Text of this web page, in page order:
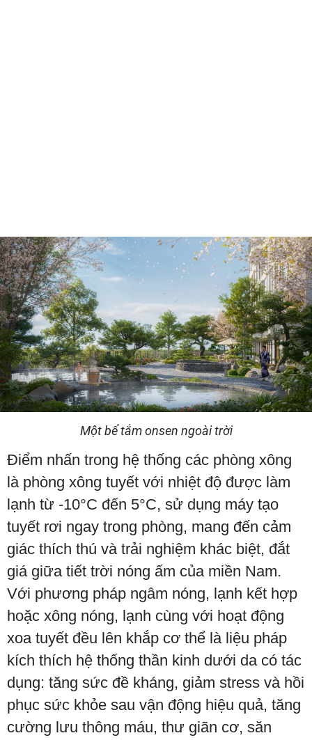
Một bể tắm onsen ngoài trời
Điểm nhấn trong hệ thống các phòng xông
là phòng xông tuyết với nhiệt độ được làm
lạnh từ -10°C đến 5°C, sử dụng máy tạo
tuyết rơi ngay trong phòng, mang đến cảm
giác thích thú và trải nghiệm khác biệt, đắt
giá giữa tiết trời nóng ấm của miền Nam.
Với phương pháp ngâm nóng, lạnh kết hợp
hoặc xông nóng, lạnh cùng với hoạt động
xoa tuyết đều lên khắp cơ thể là liệu pháp
kích thích hệ thống thần kinh dưới da có tác
dụng: tăng sức đề kháng, giảm stress và hồi
phục sức khỏe sau vận động hiệu quả, tăng
cường lưu thông máu, thư giãn cơ, săn